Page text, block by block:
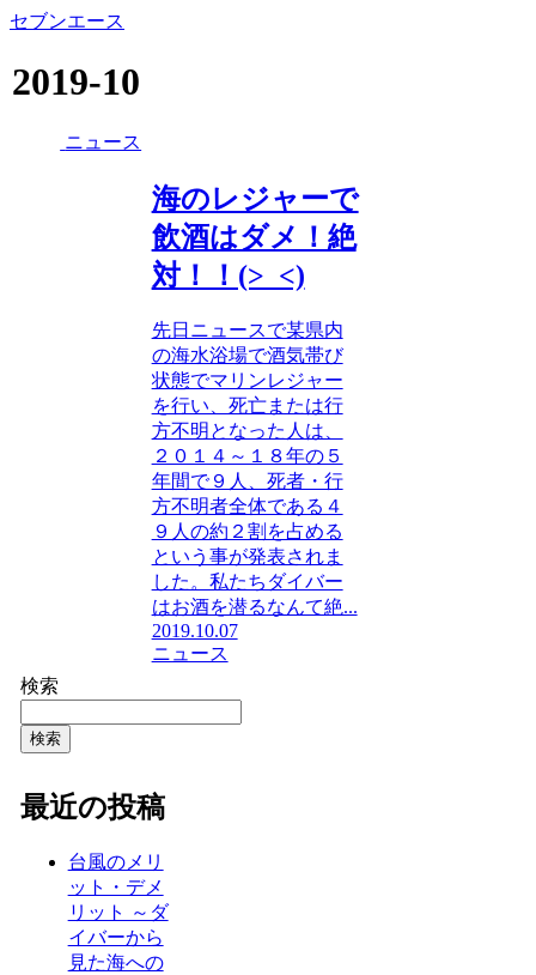
セブンエース
2019-10
ニュース
海のレジャーで
飲酒はダメ！絶
対！！(>_<)
先日ニュースで某県内
の海水浴場で酒気帯び
状態でマリンレジャー
を行い、死亡または行
方不明となった人は、
２０１４～１８年の５
年間で９人、死者・行
方不明者全体である４
９人の約２割を占める
という事が発表されま
した。私たちダイバー
はお酒を潜るなんて絶...
2019.10.07
ニュース
検索
検索
最近の投稿
台風のメリ
ット・デメ
リット ～ダ
イバーから
見た海への